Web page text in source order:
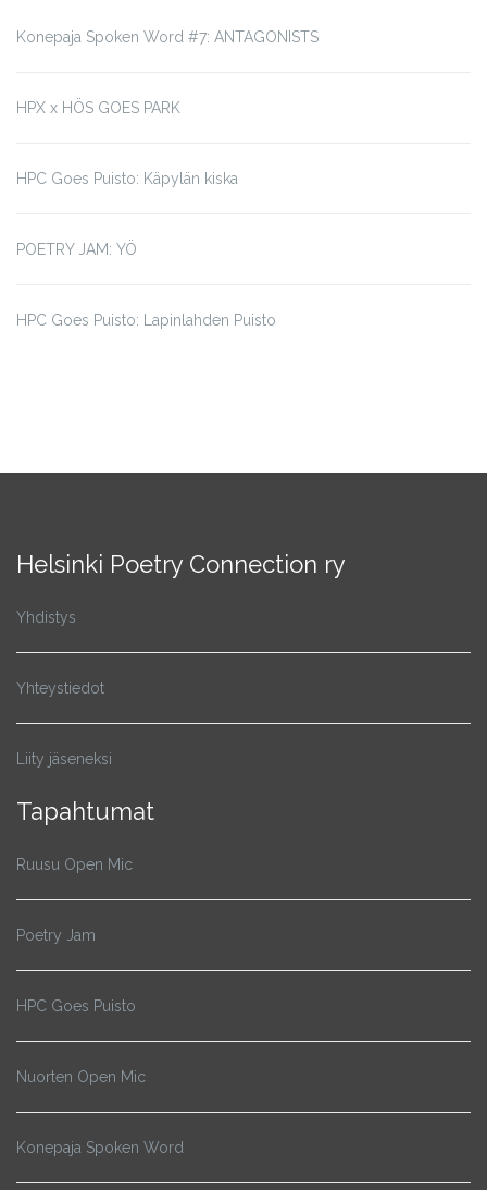
Konepaja Spoken Word #7: ANTAGONISTS
HPX x HÖS GOES PARK
HPC Goes Puisto: Käpylän kiska
POETRY JAM: YÖ
HPC Goes Puisto: Lapinlahden Puisto
Helsinki Poetry Connection ry
Yhdistys
Yhteystiedot
Liity jäseneksi
Tapahtumat
Ruusu Open Mic
Poetry Jam
HPC Goes Puisto
Nuorten Open Mic
Konepaja Spoken Word